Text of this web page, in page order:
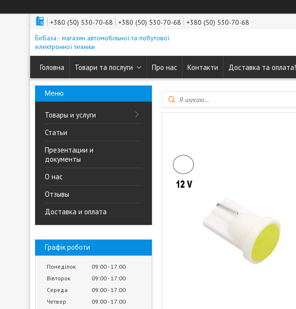
+380 (50) 530-70-68 +380 (50) 530-70-68 +380 (50) 530-70-68
БігБаза - магазин автомобільної та побутової
електронної техніки
Головна Товари та послуги Про нас Контакти Доставка та оплата!
Товары и услуги
Статьи
Презентации и
документы
О нас
Отзывы
Доставка и оплата
Графік роботи
Понеділок 09:00 17:00
Вівторок
09:00 17:00
Середа
09:00 17:00
Четвер
09:00 17:00